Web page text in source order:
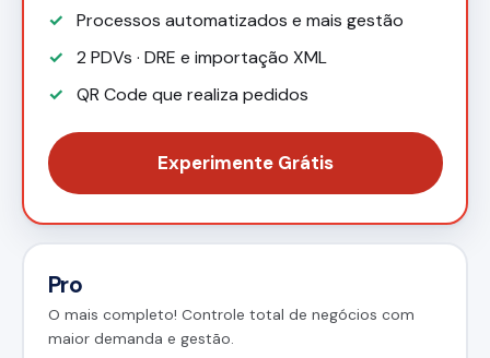
Processos automatizados e mais gestão
2 PDVs · DRE e importação XML
QR Code que realiza pedidos
Experimente Grátis
Pro
O mais completo! Controle total de negócios com
maior demanda e gestão.